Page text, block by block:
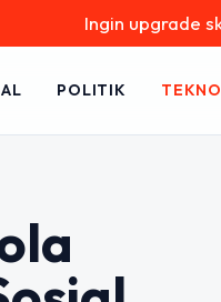
Ingin upgrade skill
POLITIK